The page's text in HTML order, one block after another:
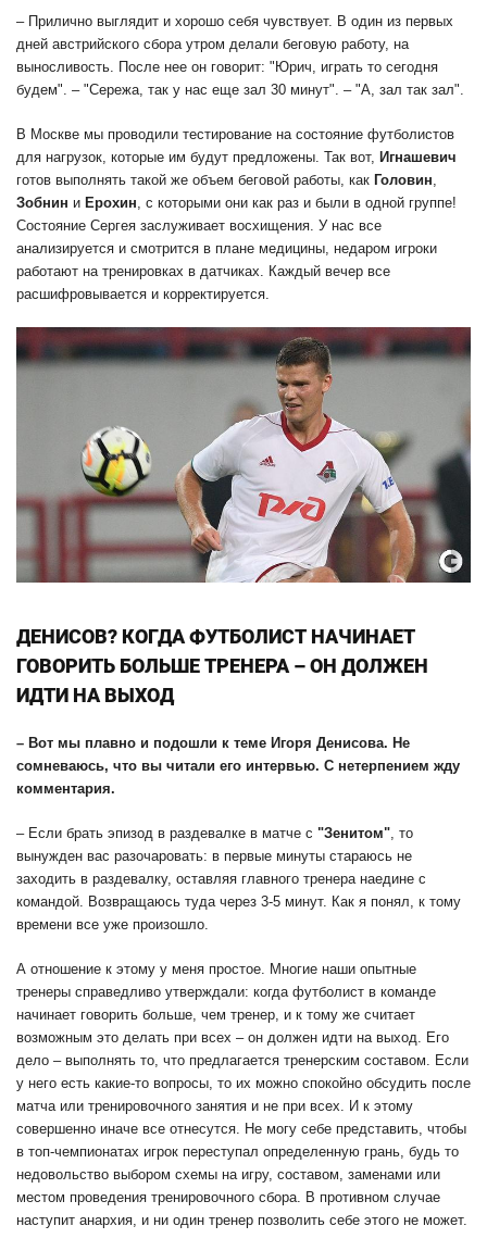
– Прилично выглядит и хорошо себя чувствует. В один из первых
дней австрийского сбора утром делали беговую работу, на
выносливость. После нее он говорит: "Юрич, играть то сегодня
будем". – "Сережа, так у нас еще зал 30 минут". – "А, зал так зал".
В Москве мы проводили тестирование на состояние футболистов
для нагрузок, которые им будут предложены. Так вот, Игнашевич
готов выполнять такой же объем беговой работы, как Головин
Зобнин и Ерохин , с которыми они как раз и были в одной группе!
Состояние Сергея заслуживает восхищения. У нас все
анализируется и смотрится в плане медицины, недаром игроки
работают на тренировках в датчиках. Каждый вечер все
расшифровывается и корректируется.
ДЕНИСОВ? КОГДА ФУТБОЛИСТ НАЧИНАЕТ
ГОВОРИТЬ БОЛЬШЕ ТРЕНЕРА – ОН ДОЛЖЕН
ИДТИ НА ВЫХОД
– Вот мы плавно и подошли к теме Игоря Денисова. Не
сомневаюсь, что вы читали его интервью. С нетерпением жду
комментария.
– Если брать эпизод в раздевалке в матче с "Зенитом", то
вынужден вас разочаровать: в первые минуты стараюсь не
заходить в раздевалку, оставляя главного тренера наедине с
командой. Возвращаюсь туда через 3-5 минут. Как я понял, к тому
времени все уже произошло.
А отношение к этому у меня простое. Многие наши опытные
тренеры справедливо утверждали: когда футболист в команде
начинает говорить больше, чем тренер, и к тому же считает
возможным это делать при всех – он должен идти на выход. Его
дело – выполнять то, что предлагается тренерским составом. Если
у него есть какие-то вопросы, то их можно спокойно обсудить после
матча или тренировочного занятия и не при всех. И к этому
совершенно иначе все отнесутся. Не могу себе представить, чтобы
в топ-чемпионатах игрок переступал определенную грань, будь то
недовольство выбором схемы на игру, составом, заменами или
местом проведения тренировочного сбора. В противном случае
наступит анархия, и ни один тренер позволить себе этого не может.